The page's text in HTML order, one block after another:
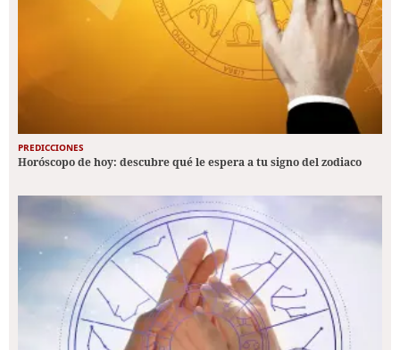
PREDICCIONES
Horóscopo de hoy: descubre qué le espera a tu signo del zodiaco